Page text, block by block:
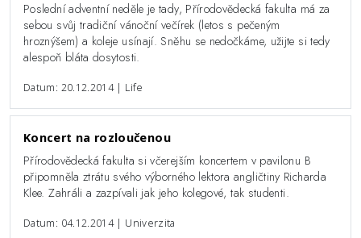
Poslední adventní neděle je tady, Přírodovědecká fakulta má za
sebou svůj tradiční vánoční večírek (letos s pečeným
hroznýšem) a koleje usínají. Sněhu se nedočkáme, užijte si tedy
alespoň bláta dosytosti.
Datum: 20.12.2014 | Life
Koncert na rozloučenou
Přírodovědecká fakulta si včerejším koncertem v pavilonu B
připomněla ztrátu svého výborného lektora angličtiny Richarda
Klee. Zahráli a zazpívali jak jeho kolegové, tak studenti.
Datum: 04.12.2014 | Univerzita